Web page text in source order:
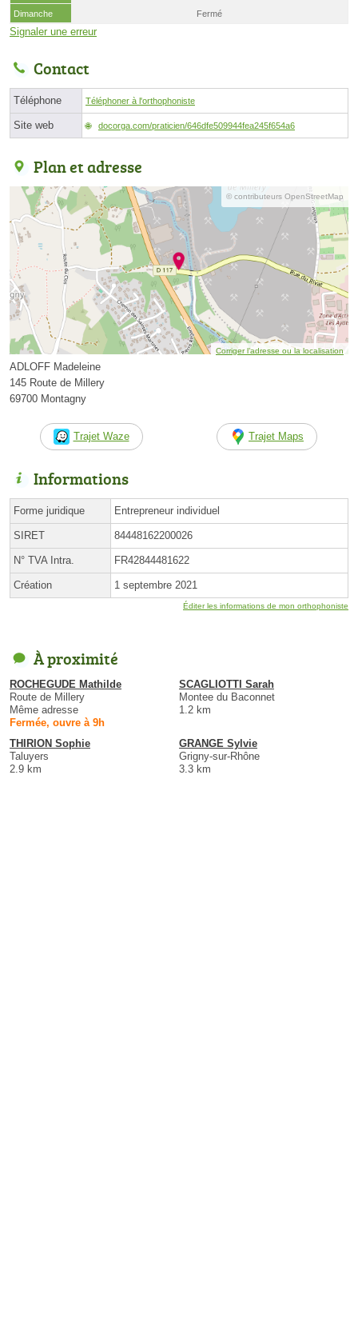
Dimanche
Fermé
Signaler une erreur
Contact
Téléphone Téléphoner à l'orthophoniste
Site web docorga.com/praticien/646dfe509944fea245f654a6
Plan et adresse
© contributeurs OpenStreetMap
Corriger l’adresse ou la localisation
ADLOFF Madeleine
145 Route de Millery
69700 Montagny
Trajet Waze Trajet Maps
Informations
Forme juridique Entrepreneur individuel
SIRET 84448162200026
N° TVA Intra. FR42844481622
Création 1 septembre 2021
Éditer les informations de mon orthophoniste
À proximité
ROCHEGUDE Mathilde
Route de Millery
Même adresse
Fermée, ouvre à 9h
SCAGLIOTTI Sarah
Montee du Baconnet
1.2 km
THIRION Sophie
Taluyers
2.9 km
GRANGE Sylvie
Grigny-sur-Rhône
3.3 km